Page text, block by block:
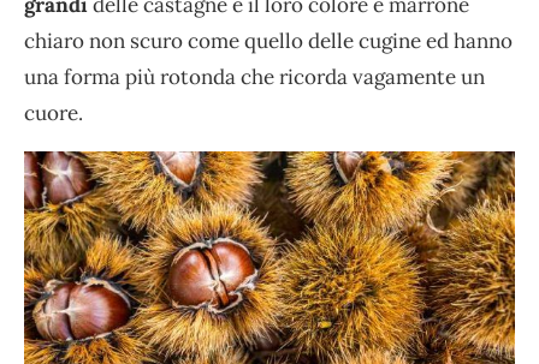
chiaro non scuro come quello delle cugine ed hanno
una forma più rotonda che ricorda vagamente un
cuore.